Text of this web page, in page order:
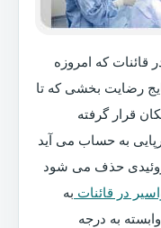
قائنات که امروزه
رضایت بخشی که تا
قرار گرفته
به حساب می آید
حذف می شود
در قائنات به
به درجه